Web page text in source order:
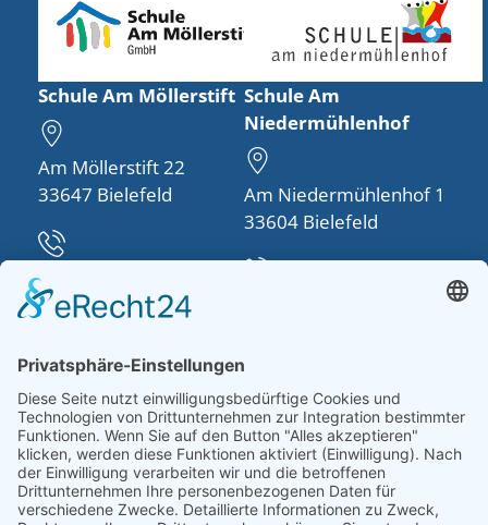
Schule Am Möllerstift
Am Möllerstift 22
33647 Bielefeld
Telefon: 0521 48950-30
info(at)schule-am-
moellerstift.de
Schule Am
Niedermühlenhof
Am Niedermühlenhof 1
33604 Bielefeld
schulleitung(at)schule-
am-
niedermuehlenhof.de